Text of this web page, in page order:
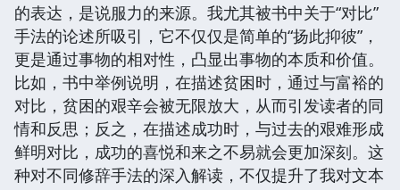
的表达，是说服力的来源。我尤其被书中关于“对比”
手法的论述所吸引，它不仅仅是简单的“扬此抑彼”，
更是通过事物的相对性，凸显出事物的本质和价值。
比如，书中举例说明，在描述贫困时，通过与富裕的
对比，贫困的艰辛会被无限放大，从而引发读者的同
情和反思；反之，在描述成功时，与过去的艰难形成
鲜明对比，成功的喜悦和来之不易就会更加深刻。这
种对不同修辞手法的深入解读，不仅提升了我对文本